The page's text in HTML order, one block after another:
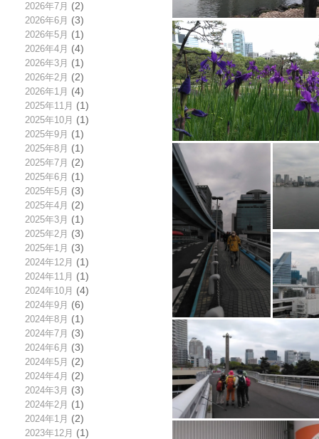
2026年7月 (2)
2026年6月 (3)
2026年5月 (1)
2026年4月 (4)
2026年3月 (1)
2026年2月 (2)
2026年1月 (4)
2025年11月 (1)
2025年10月 (1)
2025年9月 (1)
2025年8月 (1)
2025年7月 (2)
2025年6月 (1)
2025年5月 (3)
2025年4月 (2)
2025年3月 (1)
2025年2月 (3)
2025年1月 (3)
2024年12月 (1)
2024年11月 (1)
2024年10月 (4)
2024年9月 (6)
2024年8月 (1)
2024年7月 (3)
2024年6月 (3)
2024年5月 (2)
2024年4月 (2)
2024年3月 (3)
2024年2月 (1)
2024年1月 (2)
2023年12月 (1)